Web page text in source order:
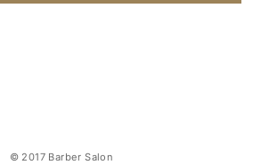
© 2017 Barber Salon